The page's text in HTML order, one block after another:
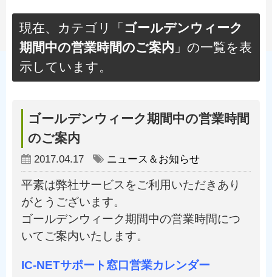
現在、カテゴリ「 ゴールデンウィーク
期間中の営業時間のご案内 」の一覧を表
示しています。
ゴールデンウィーク期間中の営業時間
のご案内
2017.04.17 ニュース＆お知らせ
平素は弊社サービスをご利用いただきあり
がとうございます。
ゴールデンウィーク期間中の営業時間につ
いてご案内いたします。
IC-NETサポート窓口営業カレンダー